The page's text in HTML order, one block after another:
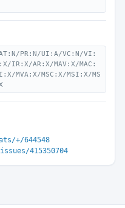
PR:N/UI:A/VC:N/VI:
IR:X/AR:X/MAV:X/MAC:
MVA:X/MSC:X/MSI:X/MS
+/644548
415350704